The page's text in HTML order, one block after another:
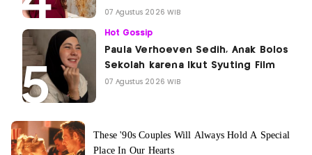
07 Agustus 2026 WIB
Hot Gossip
Paula Verhoeven Sedih, Anak Bolos
Sekolah karena Ikut Syuting Film
07 Agustus 2026 WIB